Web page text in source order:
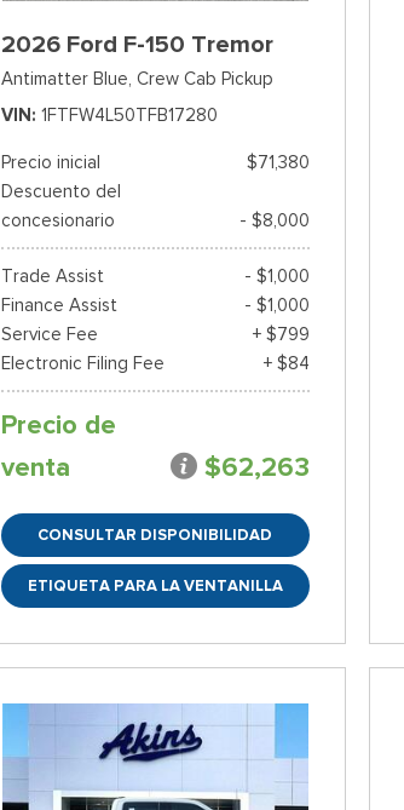
2026 Ford F-150 Tremor
Antimatter Blue, Crew Cab Pickup
VIN
1FTFW4L50TFB17280
Precio inicial
$71,380
Descuento del
concesionario
- $8,000
Trade Assist
- $1,000
Finance Assist
- $1,000
Service Fee
+ $799
Electronic Filing Fee
+ $84
Precio de
venta
$62,263
CONSULTAR DISPONIBILIDAD
ETIQUETA PARA LA VENTANILLA